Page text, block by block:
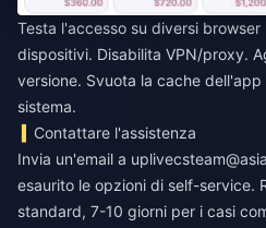
Testa l'accesso su diversi
dispositivi. Disabilita VPN/proxy.
versione. Svuota la cache
sistema.
Contattare l'assistenza
Invia un'email a
esaurito le opzioni di self-service.
standard, 7-10 giorni per i casi